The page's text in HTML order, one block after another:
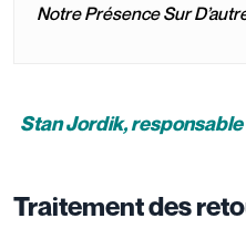
Notre Présence Sur
Stan Jordik,
Traitement des